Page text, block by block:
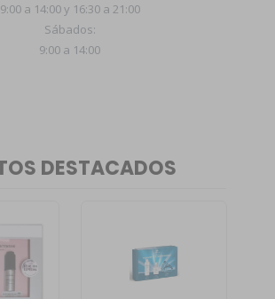
9:00 a 14:00 y 16:30 a 21:00
Sábados:
9:00 a 14:00